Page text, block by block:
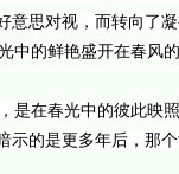
意思对视，而转向了
中的鲜艳盛开在春
是在春光中的彼此映
示的是更多年后，那